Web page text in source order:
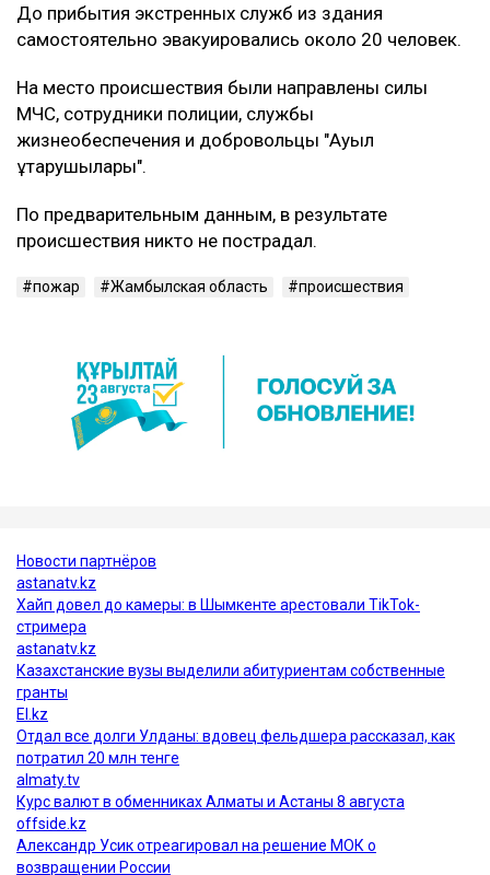
До прибытия экстренных служб из здания
самостоятельно эвакуировались около 20 человек.
На место происшествия были направлены силы
МЧС, сотрудники полиции, службы
жизнеобеспечения и добровольцы "Ауыл
құтқарушылары".
По предварительным данным, в результате
происшествия никто не пострадал.
пожар Жамбылская область происшествия